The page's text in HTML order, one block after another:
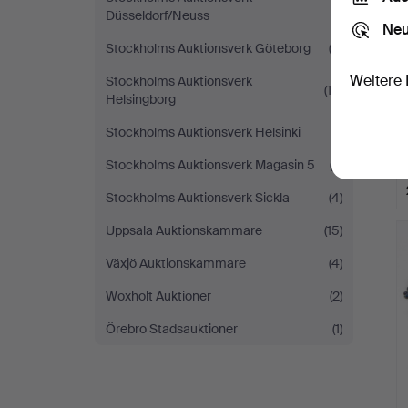
Düsseldorf/Neuss
(7)
Stockholms Auktionsverk Göteborg
(9)
Stockholms Auktionsverk
Helsingborg
(16)
Stockholms Auktionsverk Helsinki
Stockholms Auktionsverk Magasin 5
(3)
Stockholms Auktionsverk Sickla
(4)
Uppsala Auktionskammare
(15)
Växjö Auktionskammare
(4)
Woxholt Auktioner
(2)
Örebro Stadsauktioner
(1)
Weitere